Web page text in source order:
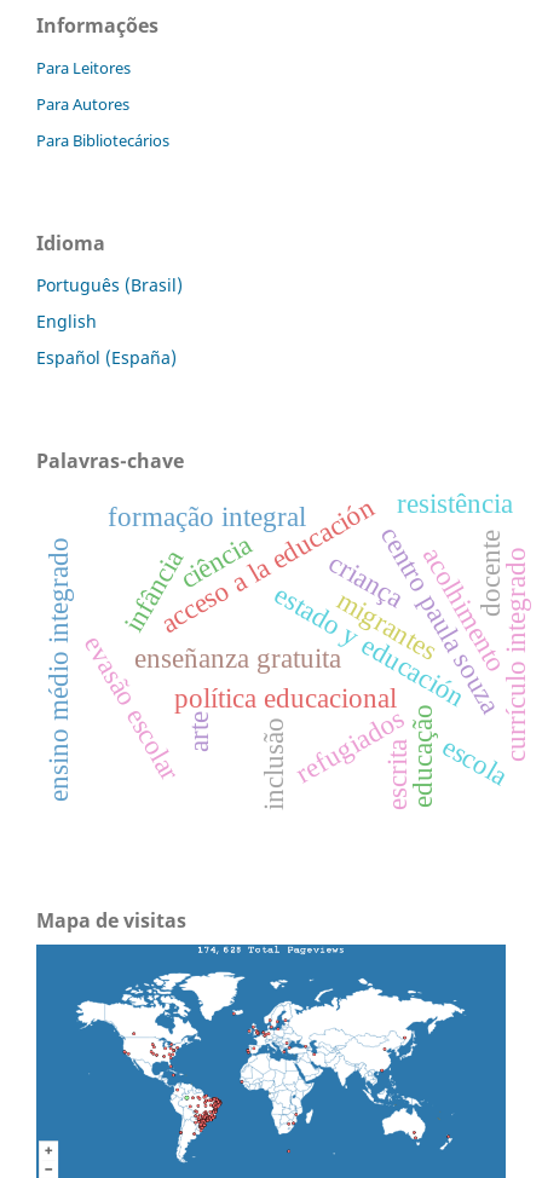
Informações
Para Leitores
Para Autores
Para Bibliotecários
Idioma
Português (Brasil)
English
Español (España)
Palavras-chave
política educacional
estado y educación
acceso a la educación
enseñanza gratuita
evasão escolar centro paula souza
educação
refugiados
migrantes
inclusão
acolhimento
formação integral
ensino médio integrado currículo integrado
docente
infância criança
escola
resistência
arte
escrita
ciência
Mapa de visitas